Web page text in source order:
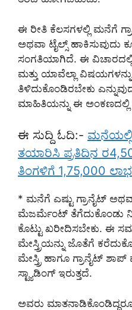
ಈ ರೀತಿ ಕೆಲಸಗಳಲ್ಲಿ ಮನೆಗೆ
ಅಥವಾ ಟೈಲ್ಸ್ ಹಾಕಿಸುವುದು
ಸಂಗತಿಯಾಗಿದೆ. ಈ ವಿಚಾರದಲ್ಲಿ
ಮತ್ತು ಯಾವೆಲ್ಲಾ
ತಿಳಿದುಕೊಂಡಿರಬೇಕು
ಮಾಹಿತಿಯನ್ನು ಈ ಅಂಕಣದಲ್ಲಿ
ಈ ಸುದ್ದಿ ಓದಿ:-
ತಯಾರಿಸಿ ಪ್ರತಿದಿನ
ತಿಂಗಳಿಗೆ 1,75,000 ಲಾಭ
* ಮನೆಗೆ ಎಷ್ಟು ಗ್ರಾನೈಟ್
ಮೆಜರ್ಮೆಂಟ್ ತೆಗೆದುಕೊಂಡು
ಕೊಟ್ಟು ಖರೀದಿಸಬೇಕು. ಈ
ಮೇಸ್ತ್ರಿಯನ್ನು ಜೊತೆಗೆ
ಮೇಸ್ತ್ರಿ ಹಾಗೂ ಗ್ರಾನೈಟ್
ಸ್ಟ್ಯಾಡಿಂಗ್ ಇರುತ್ತದೆ.
ಅವರು